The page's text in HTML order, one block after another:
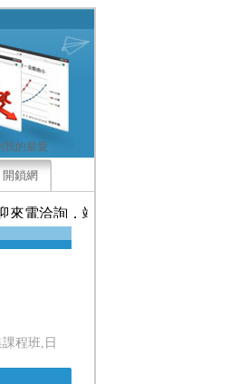
我的最愛
開鎖網
電洽詢，竭誠為您服務
程班,日